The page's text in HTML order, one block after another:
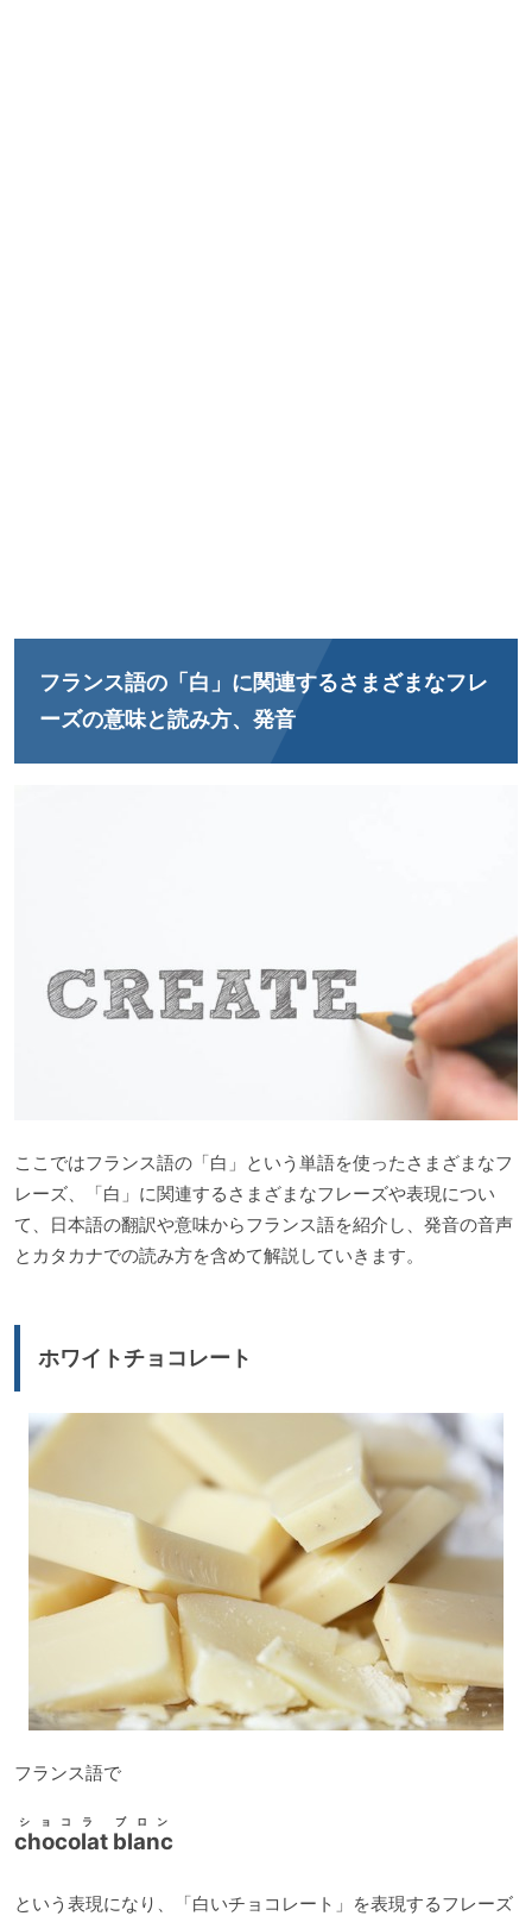
フランス語の「白」に関連するさまざまなフレ
ーズの意味と読み方、発音
ここではフランス語の「白」という単語を使ったさまざまなフ
レーズ、「白」に関連するさまざまなフレーズや表現につい
て、日本語の翻訳や意味からフランス語を紹介し、発音の音声
とカタカナでの読み方を含めて解説していきます。
ホワイトチョコレート
フランス語で
chocolat blanc
ショコラ ブロン
という表現になり、「白いチョコレート」を表現するフレーズ